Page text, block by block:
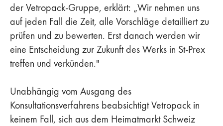
der Vetropack-Gruppe, erklärt: „Wir nehmen uns
auf jeden Fall die Zeit, alle Vorschläge detailliert zu
prüfen und zu bewerten. Erst danach werden wir
eine Entscheidung zur Zukunft des Werks in St-Prex
treffen und verkünden."
Unabhängig vom Ausgang des
Konsultationsverfahrens beabsichtigt Vetropack in
keinem Fall, sich aus dem Heimatmarkt Schweiz